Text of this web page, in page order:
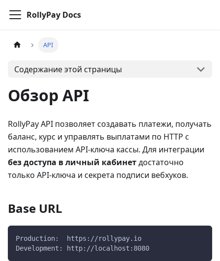
RollyPay Docs
API
Содержание этой страницы
Обзор API
RollyPay API позволяет создавать платежи, получать
баланс, курс и управлять выплатами по HTTP с
использованием API-ключа кассы. Для интеграции
без доступа в личный кабинетдостаточно
только API-ключа и секрета подписи вебхуков.
Base URL
Production:  https://rollypay.io
Development: http://localhost:8080